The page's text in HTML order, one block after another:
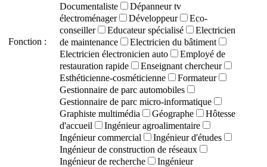
Fonction :
Documentaliste
Dépanneur tv
électroménager
Développeur
Eco-
conseiller
Educateur spécialisé
Electricien
de maintenance
Electricien du bâtiment
Electricien électronicien auto
Employé de
restauration rapide
Enseignant chercheur
Esthéticienne-cosméticienne
Formateur
Gestionnaire de parc automobiles
Gestionnaire de parc micro-informatique
Graphiste multimédia
Géographe
Hôtesse
d'accueil
Ingénieur agroalimentaire
Ingénieur commercial
Ingénieur d'études
Ingénieur de construction de réseaux
Ingénieur de recherche
Ingénieur